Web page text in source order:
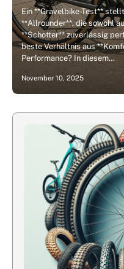
Ein **Gravelbike-Test**
**Allrounder**, die sowohl
**Schotter** zuverlässig
beste Verhältnis aus
Performance? In diesem…
November 10, 2025